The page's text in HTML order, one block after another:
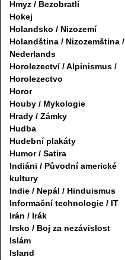
Hmyz / Bezobratlí
Hokej
Holandsko / Nizozemí
Holandština / Nizozemština /
Nederlands
Horolezectví / Alpinismus /
Horolezectvo
Horor
Houby / Mykologie
Hrady / Zámky
Hudba
Hudební plakáty
Humor / Satira
Indiáni / Původní americké
kultury
Indie / Nepál / Hinduismus
Informační technologie / IT
Irán / Irák
Irsko / Boj za nezávislost
Islám
Island